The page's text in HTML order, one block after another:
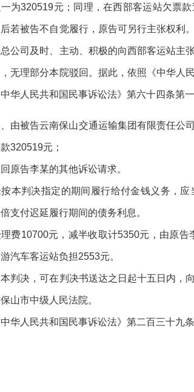
一为320519元；同理，在西部客运站欠票
若被告不自觉履行，原告可另行主张权利
公司及时、主动、积极的向西部客运站主
，无理部分本院驳回。据此，依照《中华人
华人民共和国民事诉讼法》第六十四条第
由被告云南保山交通运输集团有限责任公
320519元；
原告李某的其他诉讼请求。
本判决指定的期间履行给付金钱义务，
支付迟延履行期间的债务利息。
费10700元，减半收取计5350元，由原
汽车客运站负担2553元。
判决，可在判决书送达之日起十五日内，
山市中级人民法院。
华人民共和国民事诉讼法》第二百三十九